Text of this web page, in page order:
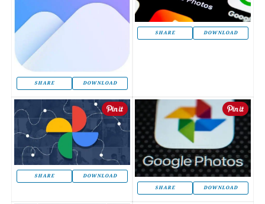
SHARE DOWNLOAD
SHARE DOWNLOAD
SHARE
DOWNLOAD
SHARE
DOWNLOAD